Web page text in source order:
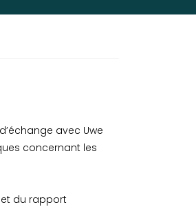
avec Uwe
concernant les
du rapport